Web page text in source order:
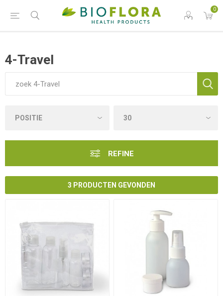
0
4-Travel
REFINE
3 PRODUCTEN GEVONDEN